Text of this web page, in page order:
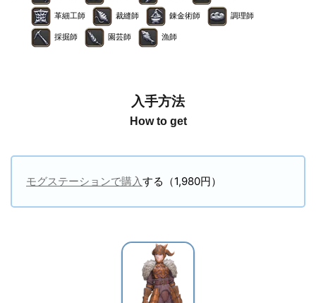
革細工師 裁縫師 錬金術師 調理師
採掘師 園芸師 漁師
入手方法
How to get
モグステーションで購入する（1,980円）